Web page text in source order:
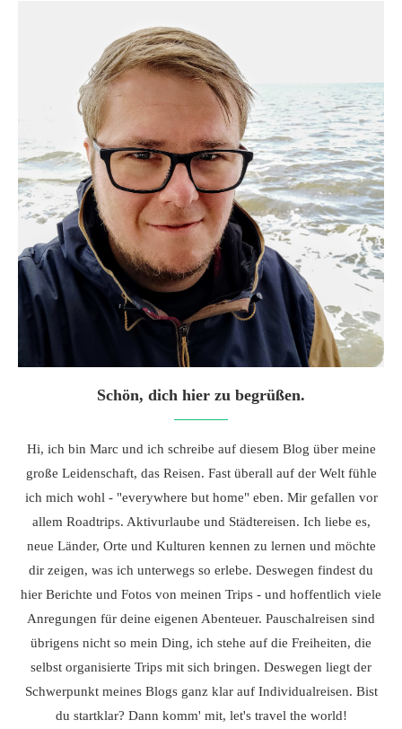
Schön, dich hier zu begrüßen.
Hi, ich bin Marc und ich schreibe auf diesem Blog über meine
große Leidenschaft, das Reisen. Fast überall auf der Welt fühle
ich mich wohl - "everywhere but home" eben. Mir gefallen vor
allem Roadtrips. Aktivurlaube und Städtereisen. Ich liebe es,
neue Länder, Orte und Kulturen kennen zu lernen und möchte
dir zeigen, was ich unterwegs so erlebe. Deswegen findest du
hier Berichte und Fotos von meinen Trips - und hoffentlich viele
Anregungen für deine eigenen Abenteuer. Pauschalreisen sind
übrigens nicht so mein Ding, ich stehe auf die Freiheiten, die
selbst organisierte Trips mit sich bringen. Deswegen liegt der
Schwerpunkt meines Blogs ganz klar auf Individualreisen. Bist
du startklar? Dann komm' mit, let's travel the world!